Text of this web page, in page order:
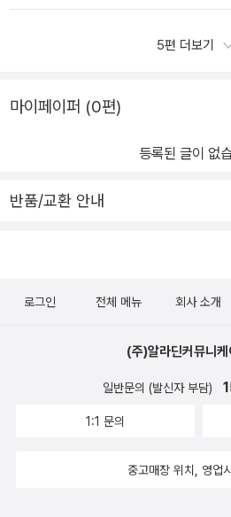
위해 슈퍼히어로로 변신해서 활약하는
츠- 문미정 과학 선생님이 직접 콘텐츠
개정 과학교과서 생명영역 집필에 참
선생님이 내용을 감수했습니다. 4. 개
수 있도록 부모님의 학습지도안이 포함
아이들에게는 함께 딸려오는 부록도 무
과학영웅 9의 부록은 3D 홀로그램 자였
번엔 살짝 아쉬운 구성이었어요. 과학
되었을까? 우주가 계속 팽창하면 무슨
라 과학적 개념을 익히기에도 좋네요.
뱅이론 등 다소 어렵게 생각되는 이론들
어서 아이들이 쉽게 우주에 대한 관심
밥이 많은 편이 아니라서 초등 저학년
학년들이 살펴보면 도움이 되겠어요.
어요. 우주에 관심을 보이는 아이들에게
할 것 같아요. -해당 서평은 출판사에서
5편 더보기
마이페이퍼 (0편)
등록된 글이 없
반품/교환 안내
로그인 전체 메뉴 회사 소개
(주)알라딘커뮤니케
일반문의 (발신자 부담)
1:1 문의
중고매장 위치, 영업